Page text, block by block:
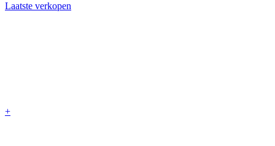
Laatste verkopen
+